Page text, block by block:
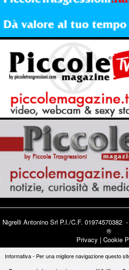
Nigrelli Antonino Srl P.I./C.F. 01974570382
®
Privacy | Cookie
Informativa - Per una migliore navigazione questo